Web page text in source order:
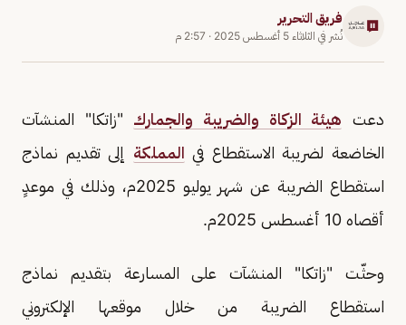
فريق التحرير
نُشر في الثلاثاء 5 أغسطس 2025 · 2:57 م
دعت هيئة الزكاة والضريبة والجمارك "زاتكا" المنشآت
الخاضعة لضريبة الاستقطاع في المملكة إلى تقديم نماذج
استقطاع الضريبة عن شهر يوليو 2025م، وذلك في موعدٍ
أقصاه 10 أغسطس 2025م.
وحثّت "زاتكا" المنشآت على المسارعة بتقديم نماذج
استقطاع الضريبة من خلال موقعها الإلكتروني